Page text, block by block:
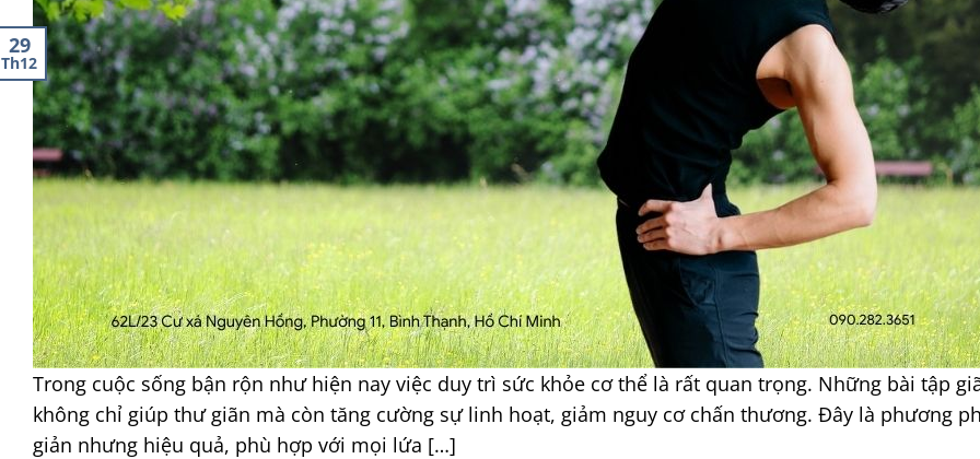
30
Th5
Trong cuộc sống bận rộn như hiện nay việc duy trì sức khỏe cơ thể là rất quan trọng. Những bài tập
không chỉ giúp thư giãn mà còn tăng cường sự linh hoạt, giảm nguy cơ chấn thương. Đây là phương
giản nhưng hiệu quả, phù hợp với mọi lứa […]
10
Th5
18
Th4
05
Th1
30
Th12
29
Th12
29
Th12